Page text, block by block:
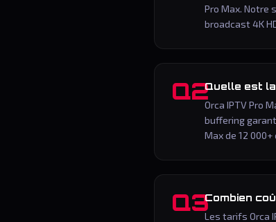
Pro Max. Notre
broadcast 4K
Q2Quelle est
Orca IPTV Pro
buffering
Max de 12 000+
Q3Combien
Les tarifs Orca